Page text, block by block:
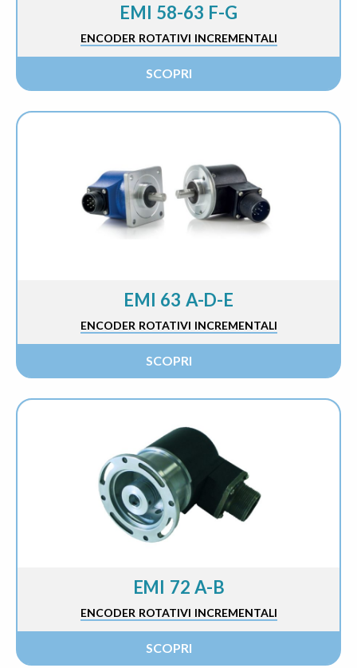
EMI 58-63 F-G
ENCODER ROTATIVI INCREMENTALI
SCOPRI
EMI 63 A-D-E
ENCODER ROTATIVI INCREMENTALI
SCOPRI
EMI 72 A-B
ENCODER ROTATIVI INCREMENTALI
SCOPRI